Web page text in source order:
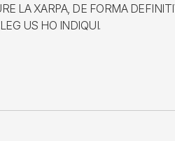
LA XARPA, DE FORMA
US HO INDIQUI.